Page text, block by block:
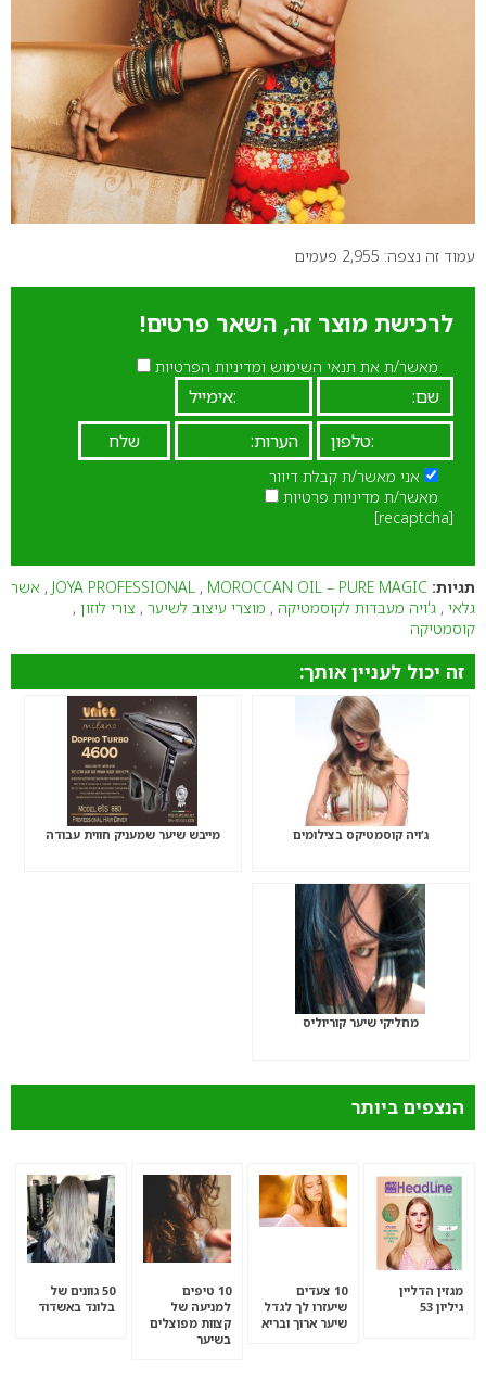
עמוד זה נצפה: 2,955 פעמים
לרכישת מוצר זה, השאר פרטים!
מאשר/ת את תנאי השימוש ומדיניות הפרטיות
אני מאשר/ת קבלת דיוור
מאשר/ת מדיניות פרטיות
[recaptcha]
תגיות: JOYA PROFESSIONAL , MOROCCAN OIL – PURE MAGIC
, אשר
גלאי , ג'ויה מעבדות לקוסמטיקה , מוצרי עיצוב לשיער , צורי לוזון ,
קוסמטיקה
זה יכול לעניין אותך:
ג’ויה קוסמטיקס בצילומים מייבש שיער שמעניק חווית עבודה
מחליקי שיער קוריוליס
הנצפים ביותר
מגזין הדליין
גיליון 53
10 צעדים
שיעזרו לך לגדל
שיער ארוך ובריא
10 טיפים
למניעה של
קצוות מפוצלים
בשיער
50 גוונים של
בלונד באשדוד